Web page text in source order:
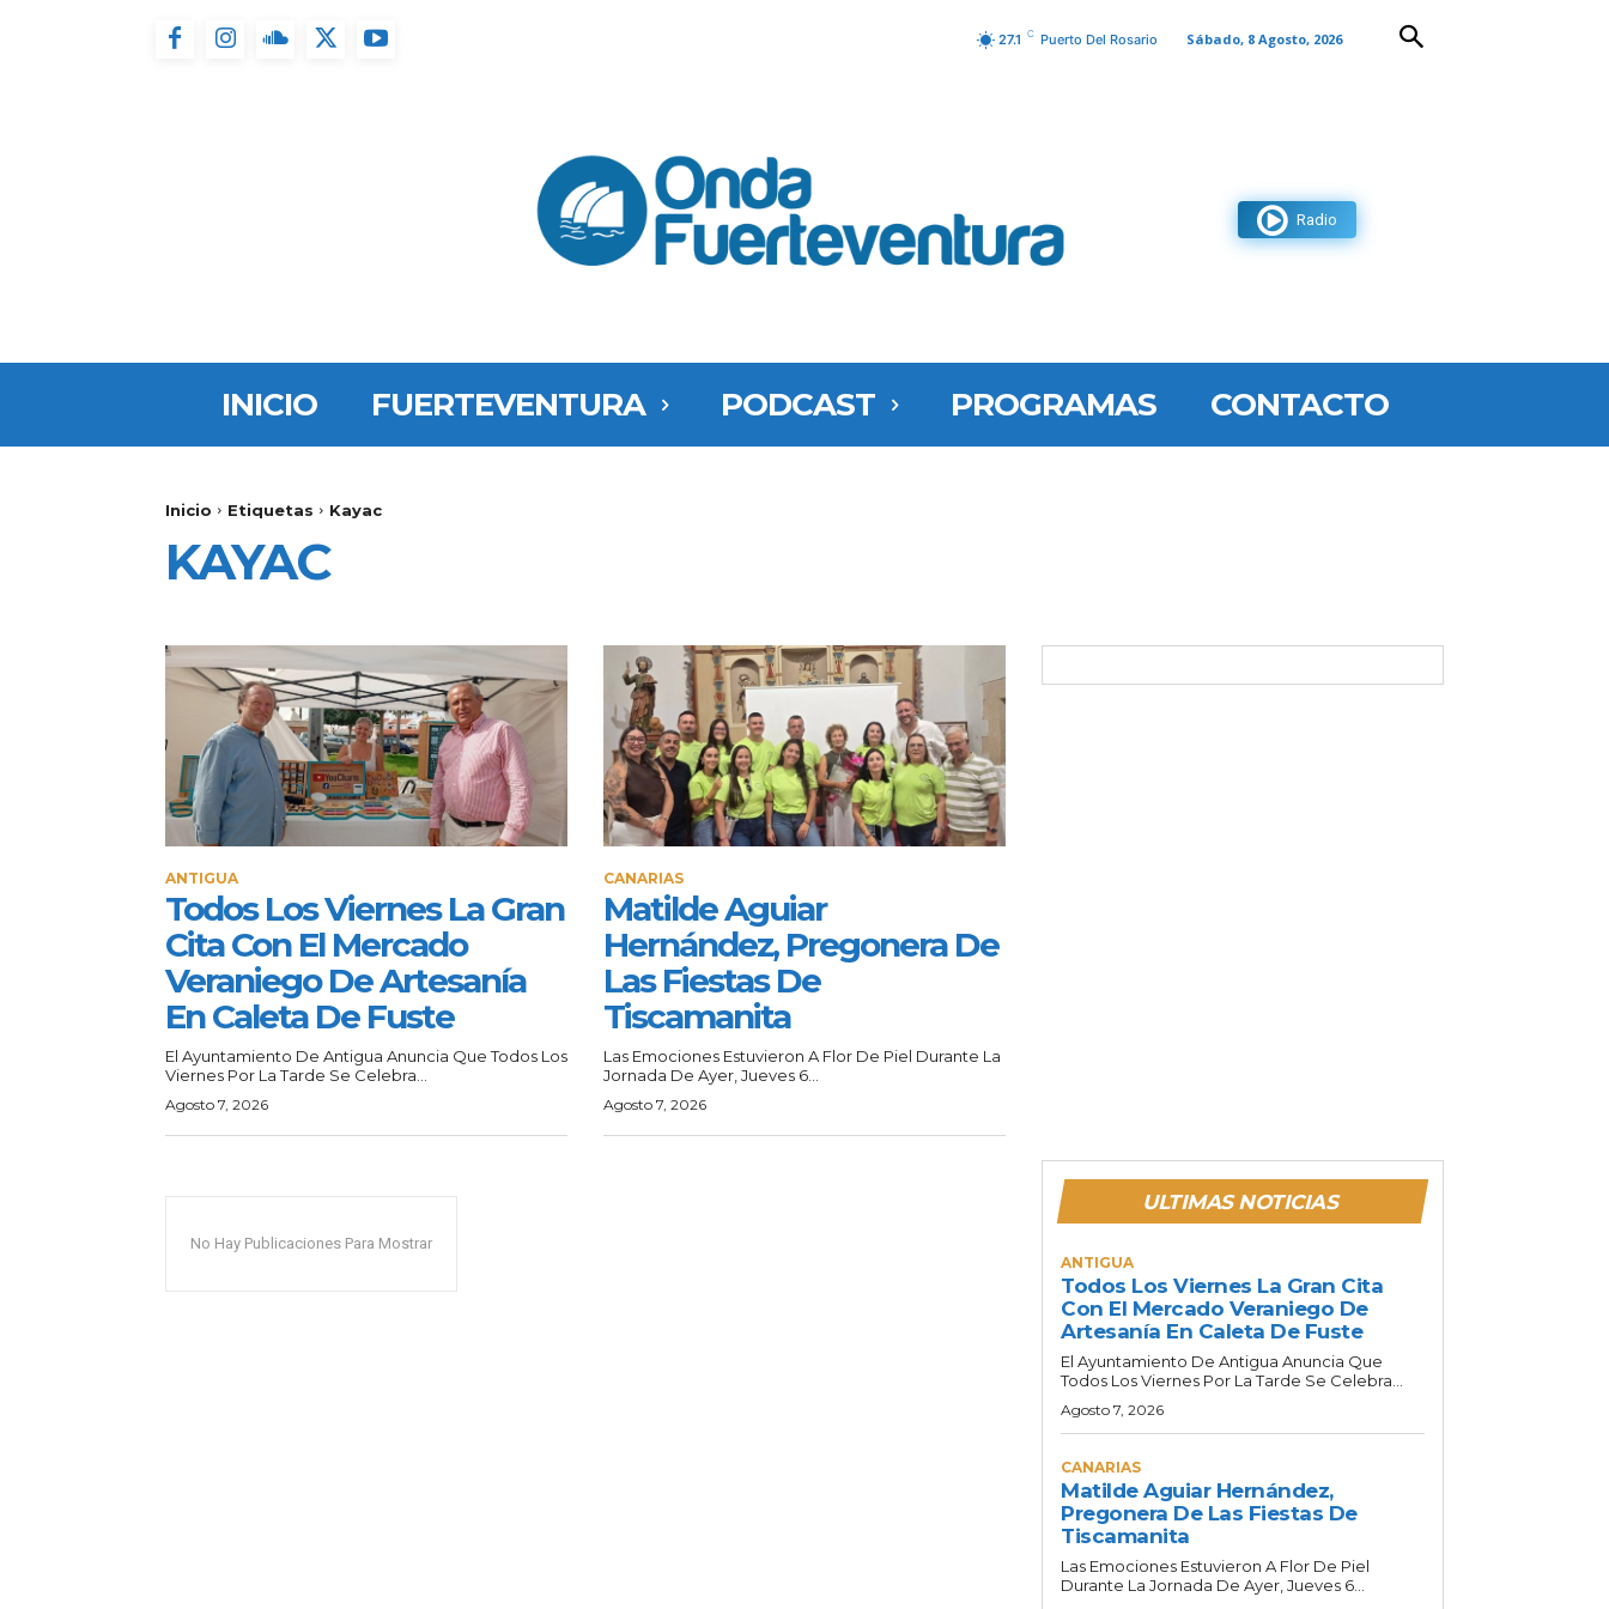
27.1 C Puerto Del Rosario Sábado, 8 Agosto, 2026
Radio
INICIO FUERTEVENTURA PODCAST PROGRAMAS CONTACTO
Inicio Etiquetas Kayac
KAYAC
ANTIGUA
Todos Los Viernes La Gran
Cita Con El Mercado
Veraniego De Artesanía
En Caleta De Fuste
El Ayuntamiento De Antigua Anuncia Que Todos Los
Viernes Por La Tarde Se Celebra...
Agosto 7, 2026
CANARIAS
Matilde Aguiar
Hernández, Pregonera De
Las Fiestas De
Tiscamanita
Las Emociones Estuvieron A Flor De Piel Durante La
Jornada De Ayer, Jueves 6...
Agosto 7, 2026
No Hay Publicaciones Para Mostrar
ULTIMAS NOTICIAS
ANTIGUA
Todos Los Viernes La Gran Cita
Con El Mercado Veraniego De
Artesanía En Caleta De Fuste
El Ayuntamiento De Antigua Anuncia Que
Todos Los Viernes Por La Tarde Se Celebra...
Agosto 7, 2026
CANARIAS
Matilde Aguiar Hernández,
Pregonera De Las Fiestas De
Tiscamanita
Las Emociones Estuvieron A Flor De Piel
Durante La Jornada De Ayer, Jueves 6...